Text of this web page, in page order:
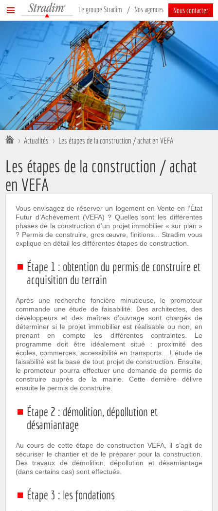
Stradim Le groupe Stradim Nos agences Nous contacter
Menu
principal
Vous êtes ici :
> Actualités > Les étapes de la construction / achat en VEFA
Les étapes de la construction / achat
en VEFA
Vous envisagez de réserver un logement en Vente en l’État
Futur d’Achèvement (VEFA) ? Quelles sont les différentes
phases de la construction d’un projet immobilier « sur plan »
? Permis de construire, gros œuvre, finitions... Stradim vous
explique en détail les différentes étapes de construction.
Étape 1 : obtention du permis de construire et
acquisition du terrain
Après une recherche foncière minutieuse, le promoteur
commande une étude de faisabilité. Des architectes, des
développeurs et des maîtres d’ouvrage sont chargés de
déterminer si le projet immobilier est réalisable ou non, en
prenant en compte les différentes contraintes. Le
programme doit être idéalement situé : proximité des
écoles, commerces, accessibilité en transports... L’étude de
faisabilité est la base de tout projet de construction. Ensuite,
le promoteur pourra effectuer une demande de permis de
construire auprès de la mairie. Cette dernière délivre
ensuite le permis de construire.
Étape 2 : démolition, dépollution et
désamiantage
Au cours de cette étape de construction VEFA, il s’agit de
sécuriser le chantier et de le préparer pour la construction.
Des travaux de démolition, dépollution et désamiantage
(dans certains cas) sont effectués.
Étape 3 : les fondations